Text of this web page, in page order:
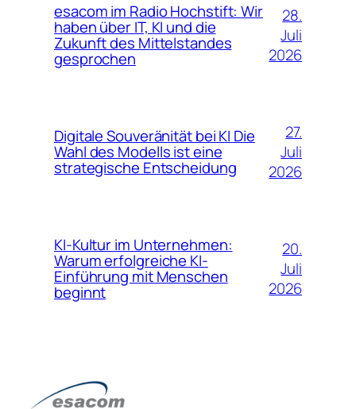
esacom im Radio Hochstift: Wir
haben über IT, KI und die
Zukunft des Mittelstandes
gesprochen
28.
Juli
2026
Digitale Souveränität bei KI Die
Wahl des Modells ist eine
strategische Entscheidung
27.
Juli
2026
KI-Kultur im Unternehmen:
Warum erfolgreiche KI-
Einführung mit Menschen
beginnt
20.
Juli
2026